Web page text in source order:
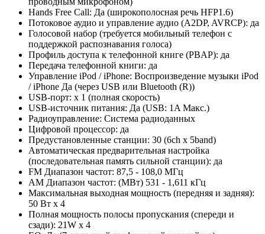
Hands Free Call: Да (широкополосная речь HFP1.6)
Потоковое аудио и управление аудио (A2DP, AVRCP): да
Голосовой набор (требуется мобильный телефон с
поддержкой распознавания голоса)
Профиль доступа к телефонной книге (PBAP): да
Передача телефонной книги: да
Управление iPod / iPhone: Воспроизведение музыки iPod
/ iPhone Да (через USB или Bluetooth (R))
USB-порт: x 1 (полная скорость)
USB-источник питания: Да (USB: 1A Макс.)
Радиоуправление: Cистема радиоданных
Цифровой процессор: да
Предустановленные станции: 30 (6ch x 5band)
Автоматическая предварительная настройка
(последовательная память сильной станции): да
FM Диапазон частот: 87,5 - 108,0 МГц
AM Диапазон частот: (МВт) 531 - 1,611 кГц
Максимальная выходная мощность (передняя и задняя):
50 Вт x 4
Полная мощность полосы пропускания (спереди и
сзади): 21W x 4